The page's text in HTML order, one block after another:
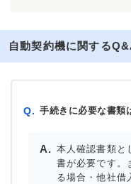
自動契約機に関する
Q. 手続きに必要な書類
本人確認書類と
書が必要です。
る場合・他社借